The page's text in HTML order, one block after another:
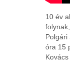
10 év
Polgári
óra 15